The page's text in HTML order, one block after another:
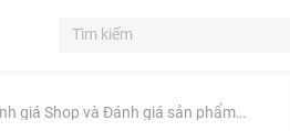
Đánh giá Shop và Đánh giá sản phẩm là gì?